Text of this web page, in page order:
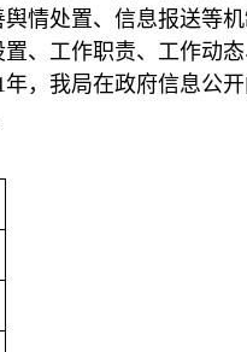
情处置、信息报送等
、工作职责、工作动
，我局在政府信息公开